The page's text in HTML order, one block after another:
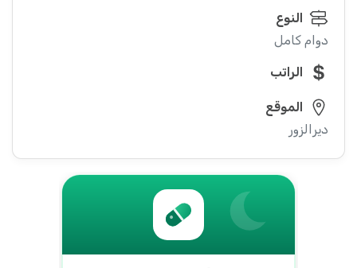
النوع
دوام كامل
الراتب
الموقع
ديرالزور